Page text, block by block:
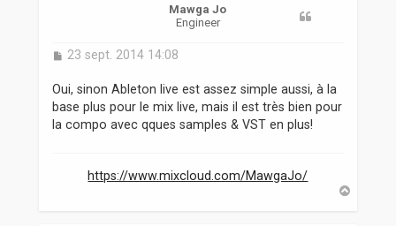
Mawga Jo
Engineer
M
s
a
g
23 sept. 2014 14:08
Oui, sinon Ableton live est assez simple aussi, à la
base plus pour le mix live, mais il est très bien pour
la compo avec qques samples & VST en plus!
https://www.mixcloud.com/MawgaJo/